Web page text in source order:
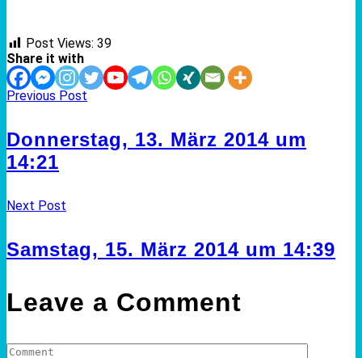
Post Views: 39
Share it with
Previous Post
Donnerstag, 13. März 2014 um
14:21
Next Post
Samstag, 15. März 2014 um 14:39
Leave a Comment